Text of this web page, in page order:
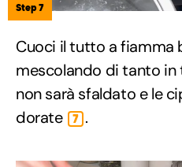
Step 7
Cuoci il tutto a fiamma
mescolando di tanto in
non sarà sfaldato e le
dorate
7 .